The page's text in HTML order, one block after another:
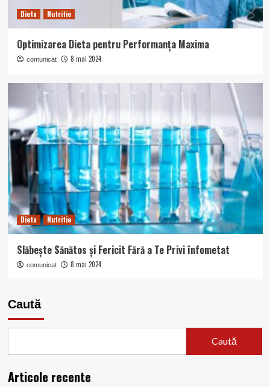
Dieta Nutritie
Optimizarea Dieta pentru Performanța Maxima
comunicat 8 mai 2024
Dieta Nutritie
Slăbește Sănătos și Fericit Fără a Te Privi înfometat
comunicat 8 mai 2024
Caută
Caută
Articole recente